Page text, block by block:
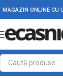
MAGAZIN ONLINE CU
Prima pagină